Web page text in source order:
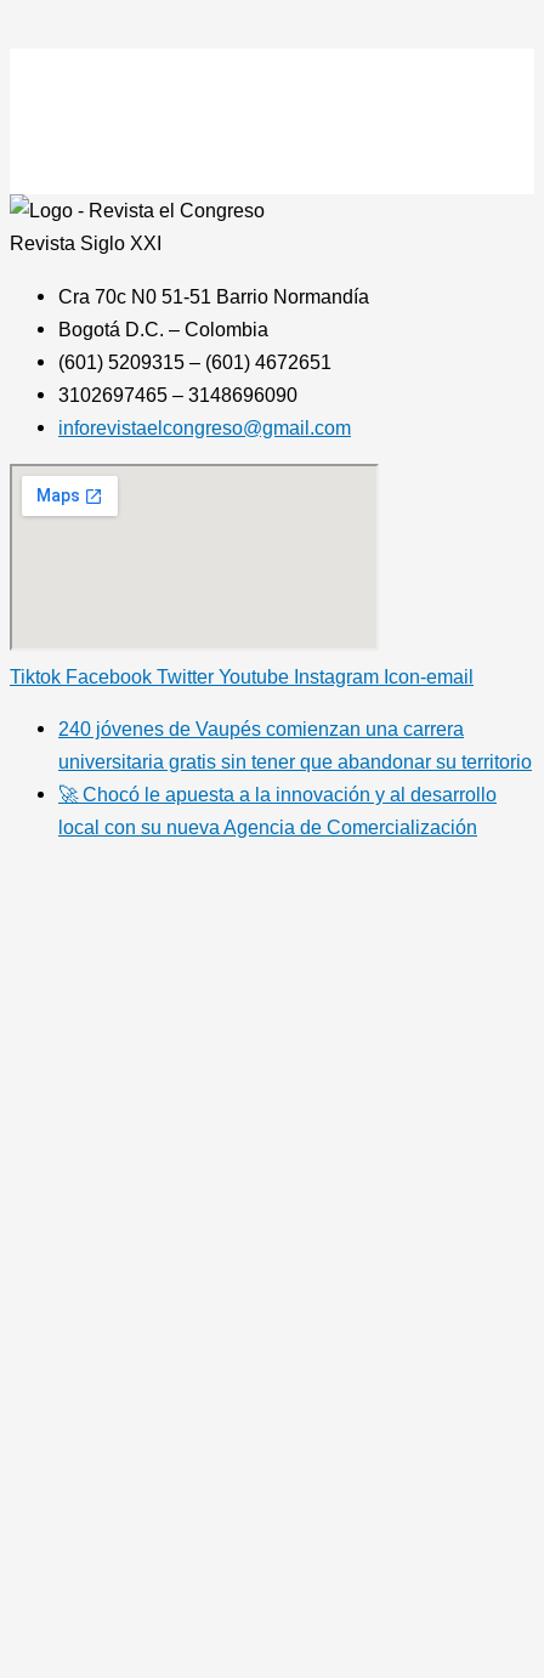
Revista Siglo XXI
Cra 70c N0 51-51 Barrio Normandía
Bogotá D.C. – Colombia
(601) 5209315 – (601) 4672651
3102697465 – 3148696090
inforevistaelcongreso@gmail.com
Tiktok Facebook Twitter Youtube Instagram Icon-email
240 jóvenes de Vaupés comienzan una carrera
universitaria gratis sin tener que abandonar su territorio
🚀 Chocó le apuesta a la innovación y al desarrollo
local con su nueva Agencia de Comercialización